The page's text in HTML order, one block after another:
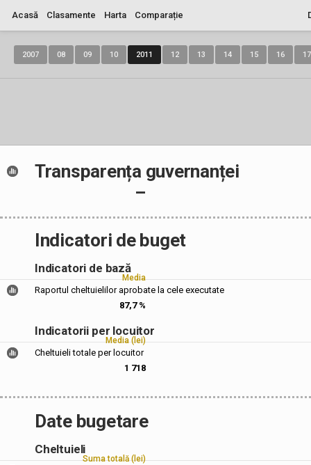
Acasă Clasamente Harta Comparație
2007 08 09 10 2011 12 13 14 15 16 17
Transparența guvernanței
–
Indicatori de buget
Indicatori de bază
Media
Raportul cheltuielilor aprobate la cele executate
87,7 %
Indicatorii per locuitor
Media (lei)
Cheltuieli totale per locuitor
1 718
Date bugetare
Cheltuieli
Suma totală (lei)